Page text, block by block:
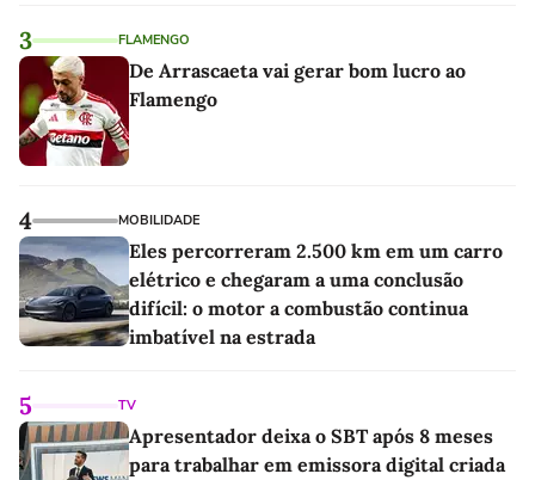
3 FLAMENGO
De Arrascaeta vai gerar bom lucro ao
Flamengo
4 MOBILIDADE
Eles percorreram 2.500 km em um carro
elétrico e chegaram a uma conclusão
difícil: o motor a combustão continua
imbatível na estrada
5 TV
Apresentador deixa o SBT após 8 meses
para trabalhar em emissora digital criada